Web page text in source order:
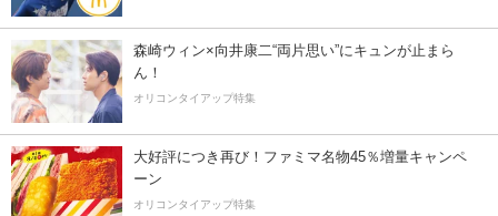
森崎ウィン×向井康二“両片思い”にキュンが止まら
ん！
オリコンタイアップ特集
大好評につき再び！ファミマ名物45％増量キャンペ
ーン
オリコンタイアップ特集